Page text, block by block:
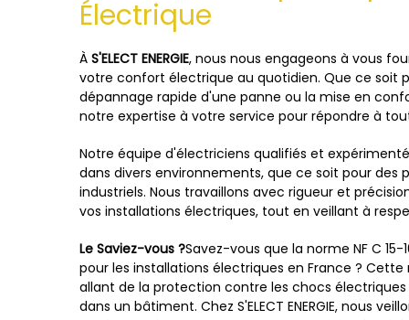
Électrique
À S'ELECT ENERGIE, nous nous engageons à vous
votre confort électrique au quotidien. Que ce soit
dépannage rapide d'une panne ou la mise en
notre expertise à votre service pour répondre à
Notre équipe d'électriciens qualifiés et
dans divers environnements, que ce soit pour des
industriels. Nous travaillons avec rigueur et
vos installations électriques, tout en veillant à
Le Saviez-vous ?Savez-vous que la norme NF C
pour les installations électriques en France ?
allant de la protection contre les chocs
dans un bâtiment. Chez S'ELECT ENERGIE, nous